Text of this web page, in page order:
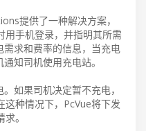
提供了一种解决方案，
用手机登录，并指明其所需
需求和费率的信息，当充电
知司机使用充电站。
如果司机决定暂不充电，
种情况下，PcVue将下发
。